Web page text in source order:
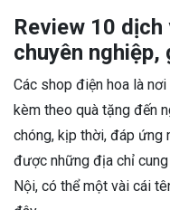
Review 10
chuyên nghiệp,
Các shop điện hoa là
kèm theo quà tặng đến
chóng, kịp thời, đáp ứng
được những địa chỉ
Nội, có thể một vài cái